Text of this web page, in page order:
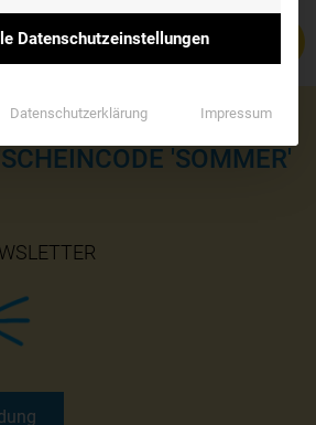
LIEFERUNG
'SOMMER'
Datenschutzeinstellungen
Datenschutzerklärung Impressum